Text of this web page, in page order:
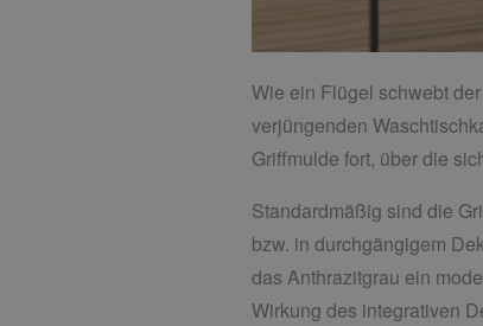
Wie ein Flügel schwebt
verjüngenden
Griffmulde fort, über die
Standardmäßig sind die
bzw. in durchgängigem
das Anthrazitgrau ein
Wirkung des integrativen